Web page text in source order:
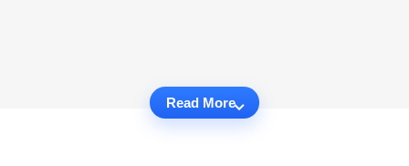
Read More